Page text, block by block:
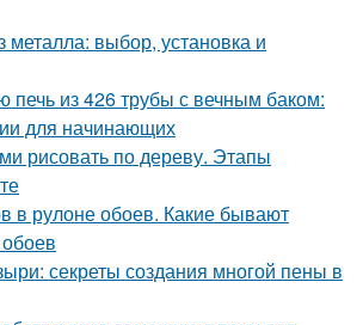
металла: выбор, установка и
печь из 426 трубы с вечным баком:
для начинающих
рисовать по дереву. Этапы
в рулоне обоев. Какие бывают
секреты создания многой пены в